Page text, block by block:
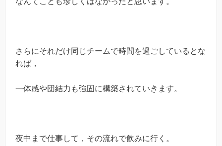
さらにそれだけ同じチームで時間を過ごしているとな
れば，
一体感や団結力も強固に構築されていきます。
夜中まで仕事して，その流れで飲みに行く。